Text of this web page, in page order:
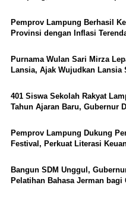
Pemprov Lampung Berhasil
Provinsi dengan Inflasi
Purnama Wulan Sari Mirza
Lansia, Ajak Wujudkan Lansia
401 Siswa Sekolah Rakyat
Tahun Ajaran Baru, Gubernur
Pemprov Lampung Dukung
Festival, Perkuat Literasi
Bangun SDM Unggul,
Pelatihan Bahasa Jerman bagi